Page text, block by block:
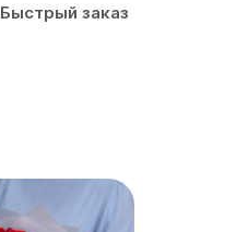
Быстрый заказ